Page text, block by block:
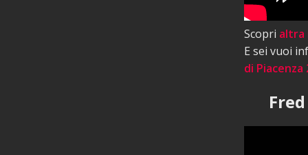
Scopri altra
E sei vuoi
di Piacenza